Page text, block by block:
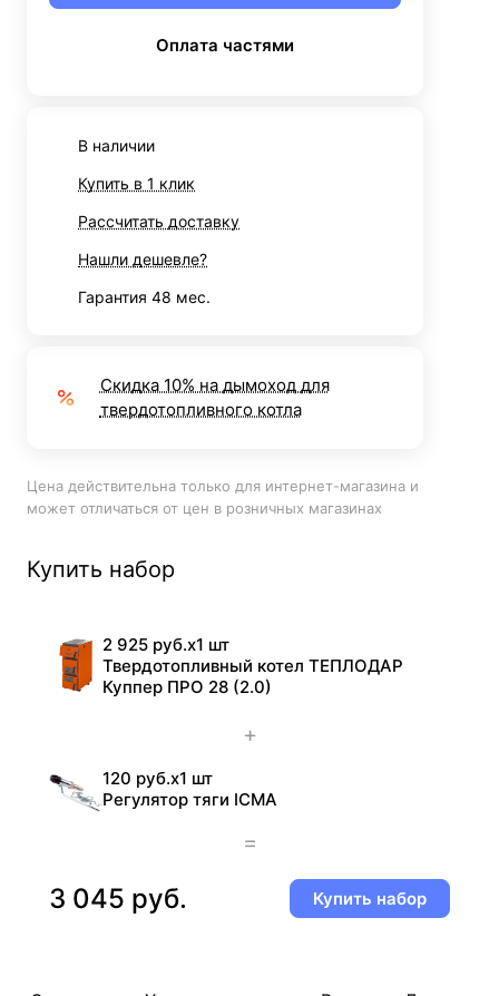
Оплата частями
В наличии
Купить в 1 клик
Рассчитать доставку
Нашли дешевле?
Гарантия 48 мес.
Скидка 10% на дымоход для
твердотопливного котла
Цена действительна только для интернет-магазина и
может отличаться от цен в розничных магазинах
Купить набор
2 925 руб.x1 шт
Твердотопливный котел ТЕПЛОДАР
Куппер ПРО 28 (2.0)
+
120 руб.x1 шт
Регулятор тяги ICMA
=
3 045 руб. Купить набор